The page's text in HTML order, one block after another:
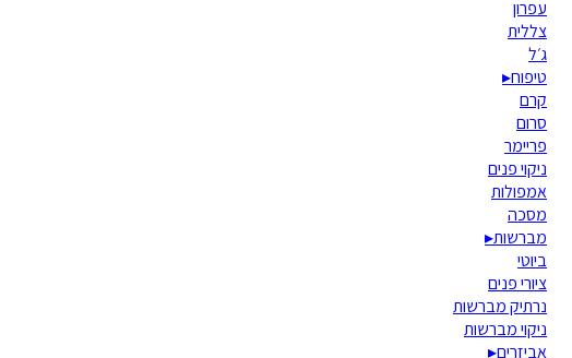
עפרון
צללית
ג׳ל
טיפוח▸
קרם
סרום
פריימר
ניקוי פנים
אמפולות
מסכה
מברשות▸
ביוטי
ציורי פנים
נרתיק מברשות
ניקוי מברשות
אביזרים▸